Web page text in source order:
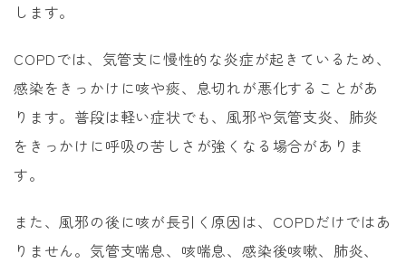
します。
COPDでは、気管支に慢性的な炎症が起きているため、
感染をきっかけに咳や痰、息切れが悪化することがあ
ります。普段は軽い症状でも、風邪や気管支炎、肺炎
をきっかけに呼吸の苦しさが強くなる場合がありま
す。
また、風邪の後に咳が長引く原因は、COPDだけではあ
りません。気管支喘息、咳喘息、感染後咳嗽、肺炎、